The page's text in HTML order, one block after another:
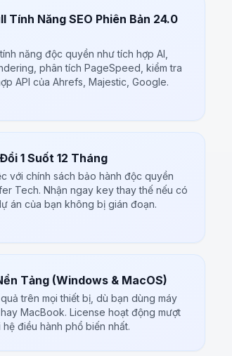
Tính Năng SEO Phiên Bản 24.0
năng độc quyền như tích hợp AI,
phân tích PageSpeed, kiểm tra
API của Ahrefs, Majestic, Google.
1 Suốt 12 Tháng
với chính sách bảo hành độc quyền
Tech. Nhận ngay key thay thế nếu có
án của bạn không bị gián đoạn.
Tảng (Windows & MacOS)
trên mọi thiết bị, dù bạn dùng máy
MacBook. License hoạt động mượt
điều hành phổ biến nhất.